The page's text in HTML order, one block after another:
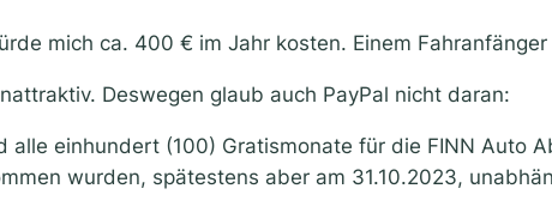
mich ca. 400 € im Jahr kosten. Einem
Deswegen glaub auch PayPal nicht daran:
einhundert (100) Gratismonate für die FINN Auto
wurden, spätestens aber am 31.10.2023,